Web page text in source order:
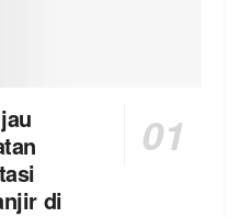
di